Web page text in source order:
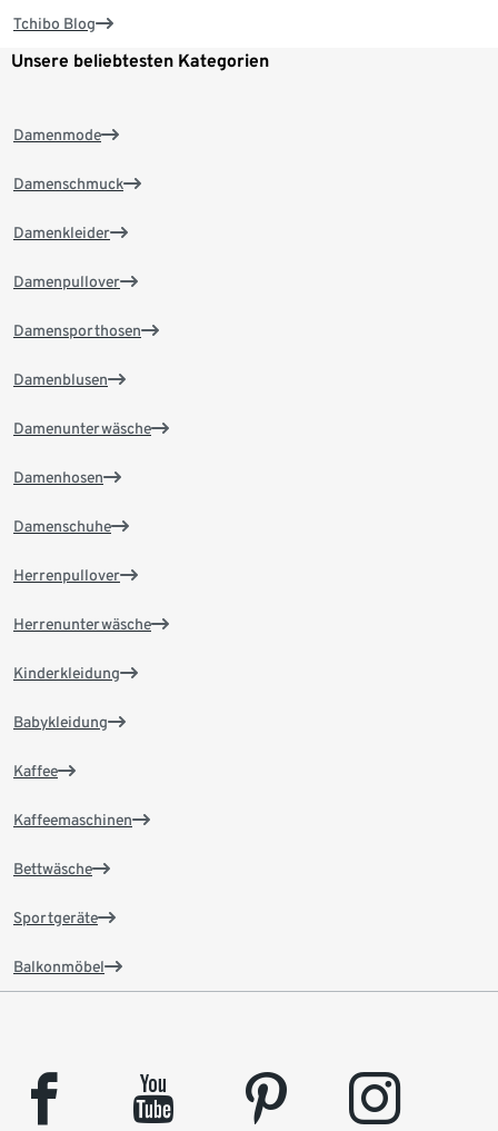
Tchibo Blog
Unsere beliebtesten Kategorien
Damenmode
Damenschmuck
Damenkleider
Damenpullover
Damensporthosen
Damenblusen
Damenunterwäsche
Damenhosen
Damenschuhe
Herrenpullover
Herrenunterwäsche
Kinderkleidung
Babykleidung
Kaffee
Kaffeemaschinen
Bettwäsche
Sportgeräte
Balkonmöbel
facebook youtube pinterest instagram